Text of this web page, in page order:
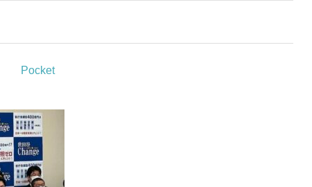
Pocket